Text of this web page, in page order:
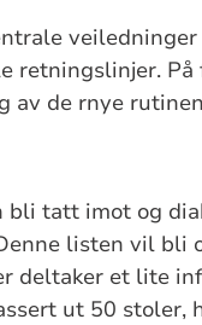
retningslinjer.
av de rnye
tatt imot og
listen vil bli
deltaker et lite
ut 50 stoler,